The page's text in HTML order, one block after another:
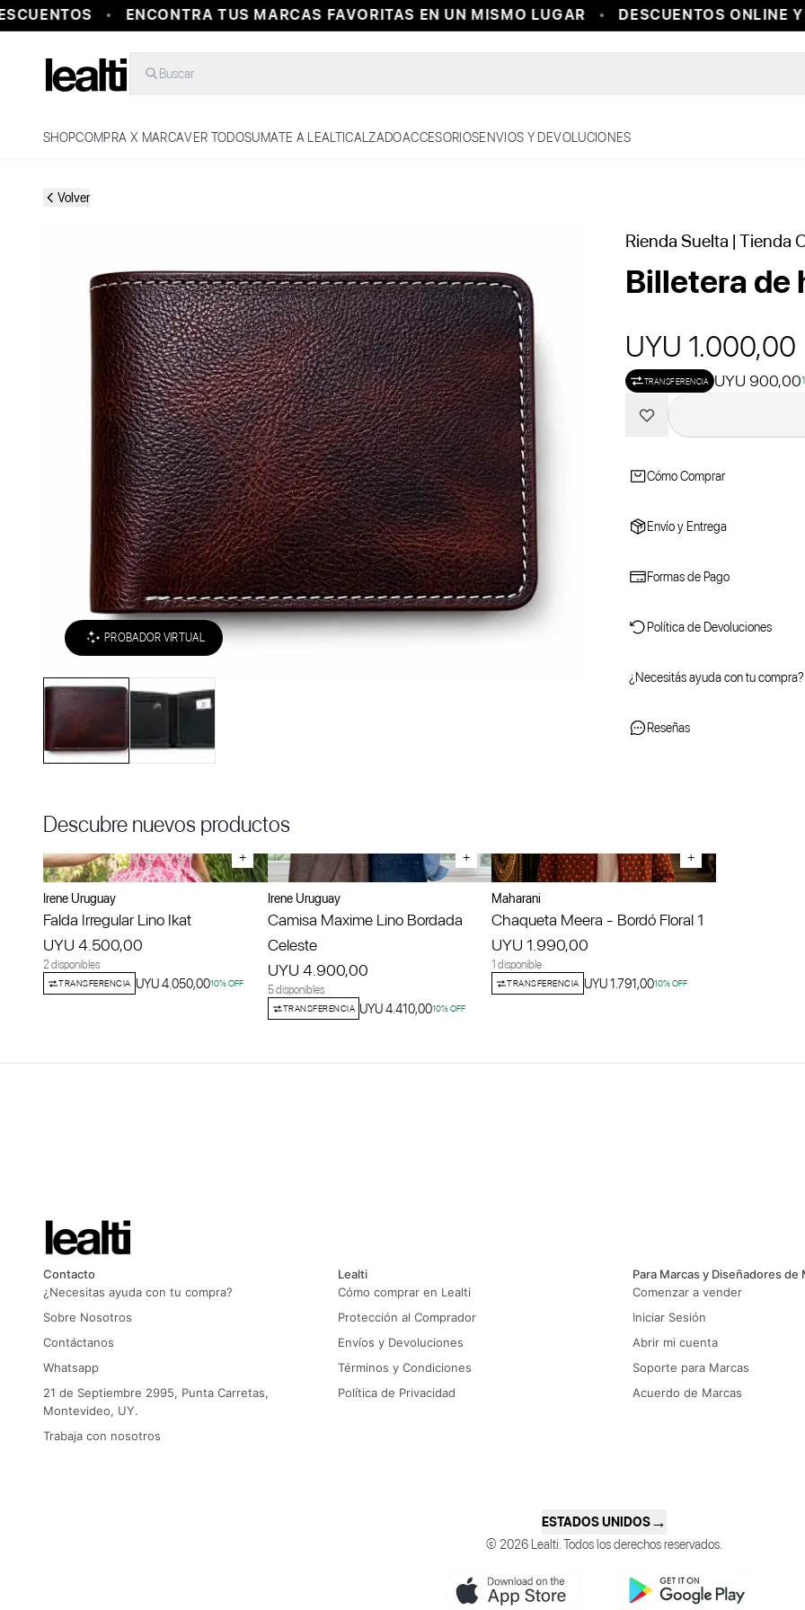
ENCONTRA TUS MARCAS FAVORITAS EN UN MISMO LUGAR DESCUENTOS ONLINE Y
Buscar
SHOPCOMPRA X MARCAVER TODOSUMATE A LEALTICALZADOACCESORIOSENVIOS Y DEVOLUCIONES
Volver
PROBADOR VIRTUAL
Rienda Suelta | Tienda
Billetera de
UYU 1.000,00
TRANSFERENCIA UYU 900,00
Cómo Comprar
Envío y Entrega
Formas de Pago
Política de Devoluciones
¿Necesitás ayuda con tu compra?
Reseñas
Descubre nuevos productos
+
Irene Uruguay
Falda Irregular Lino Ikat
UYU 4.500,00
2 disponibles
TRANSFERENCIA UYU 4.050,0010% OFF
+
Irene Uruguay
Camisa Maxime Lino Bordada
Celeste
UYU 4.900,00
5 disponibles
TRANSFERENCIA UYU 4.410,0010% OFF
+
Maharani
Chaqueta Meera - Bordó Floral 1
UYU 1.990,00
1 disponible
TRANSFERENCIA UYU 1.791,0010% OFF
Contacto
¿Necesitas ayuda con tu compra?
Sobre Nosotros
Contáctanos
Whatsapp
21 de Septiembre 2995, Punta Carretas,
Montevideo, UY.
Trabaja con nosotros
Lealti
Cómo comprar en Lealti
Protección al Comprador
Envíos y Devoluciones
Términos y Condiciones
Política de Privacidad
Para Marcas y Diseñadores de
Comenzar a vender
Iniciar Sesión
Abrir mi cuenta
Soporte para Marcas
Acuerdo de Marcas
ESTADOS UNIDOS→
© 2026 Lealti. Todos los derechos reservados.